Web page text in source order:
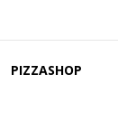
PIZZASHOP